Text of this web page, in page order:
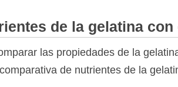
de la gelatina
las propiedades de la
de nutrientes de la